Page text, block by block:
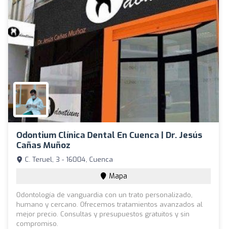
Odontium Clínica Dental En Cuenca | Dr. Jesús
Cañas Muñoz
C. Teruel, 3 - 16004, Cuenca
Mapa
Odontología de vanguardia con un trato personalizado,
humano y cercano. Ofrecemos tratamientos avanzados al
mejor precio. Consultas y presupuestos gratuitos y sin
compromiso.